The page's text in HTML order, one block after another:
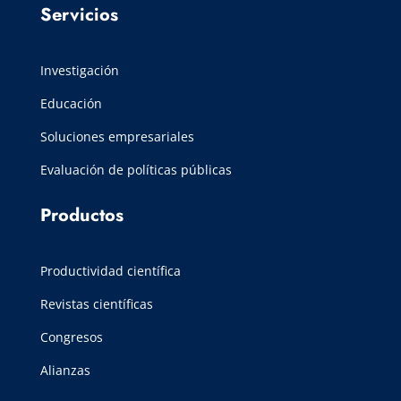
Servicios
Investigación
Educación
Soluciones empresariales
Evaluación de políticas públicas
Productos
Productividad científica
Revistas científicas
Congresos
Alianzas